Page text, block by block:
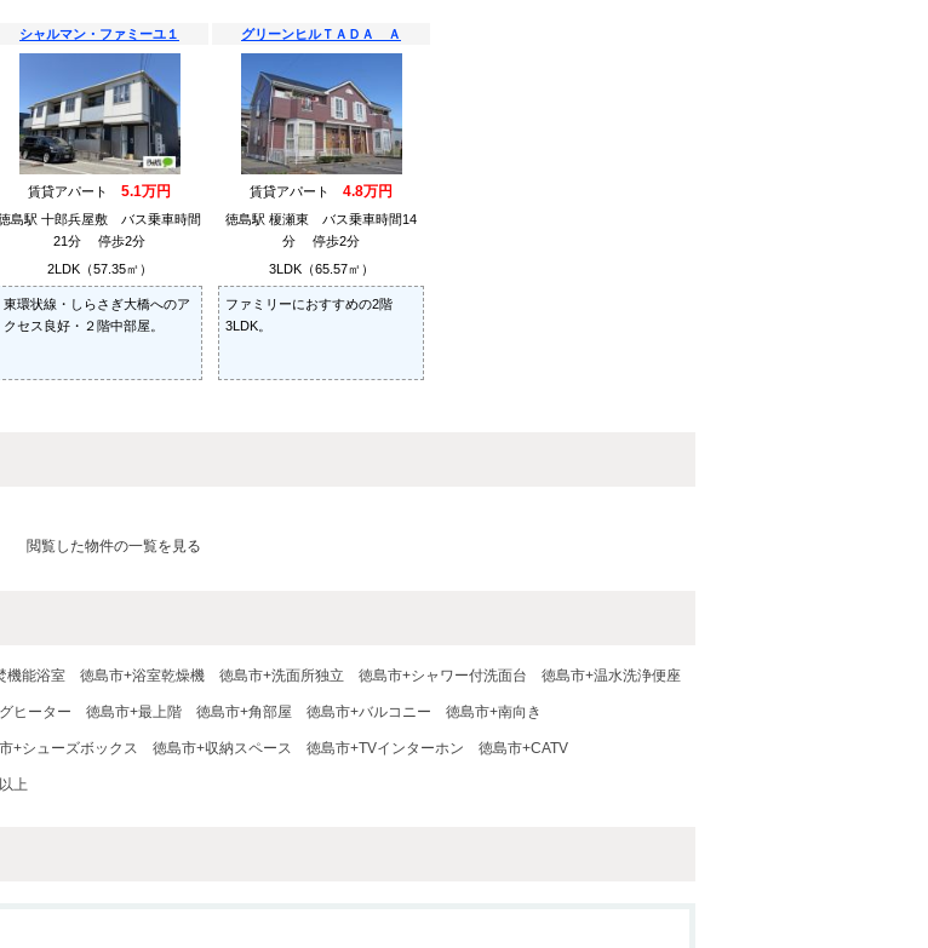
シャルマン・ファミーユ１
賃貸アパート 5.1万円
島駅 十郎兵屋敷 バス乗車時間
21分 停歩2分
2LDK（57.35㎡）
東環状線・しらさぎ大橋へのア
クセス良好・２階中部屋。
グリーンヒルＴＡＤＡ Ａ
賃貸アパート 4.8万円
徳島駅 榎瀬東 バス乗車時間14
分 停歩2分
3LDK（65.57㎡）
ファミリーにおすすめの2階
3LDK。
閲覧した物件の一覧を見る
機能浴室 徳島市+浴室乾燥機 徳島市+洗面所独立 徳島市+シャワー付洗面台 徳島市+温水洗浄便座
ヒーター 徳島市+最上階 徳島市+角部屋 徳島市+バルコニー 徳島市+南向き
+シューズボックス 徳島市+収納スペース 徳島市+TVインターホン 徳島市+CATV
上